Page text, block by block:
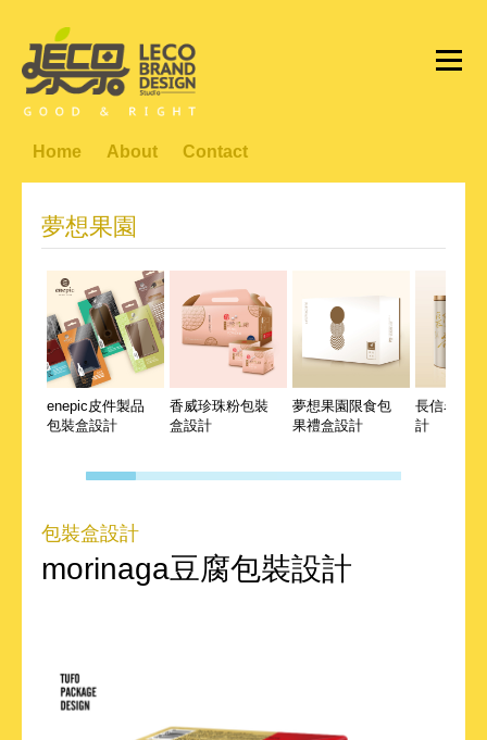
Home About Contact
夢想果園
enepic皮件製品
包裝盒設計
香威珍珠粉包裝
盒設計
夢想果園限食包
果禮盒設計
長信名茶
計
包裝盒設計
morinaga豆腐包裝設計